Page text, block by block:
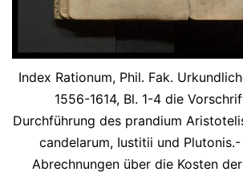
Index Rationum, Phil. Fak.
1556-1614, Bl. 1-4 die
Durchführung des prandium
candelarum, Iustitii und
Abrechnungen über die Kosten